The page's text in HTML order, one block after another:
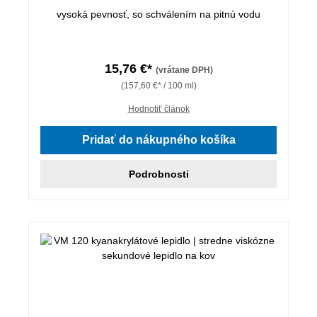
vysoká pevnosť, so schválením na pitnú vodu
15,76 €* (vrátane DPH)
(157,60 €* / 100 ml)
Hodnotiť článok
Pridať do nákupného košíka
Podrobnosti